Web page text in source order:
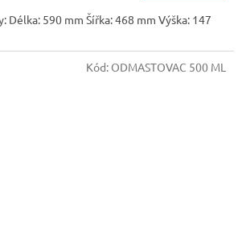
Délka: 590 mm Šířka: 468 mm Výška: 147
Kód: ODMASTOVAC 500 ML